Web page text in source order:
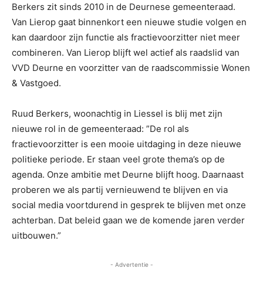
Berkers zit sinds 2010 in de Deurnese gemeenteraad.
Van Lierop gaat binnenkort een nieuwe studie volgen en
kan daardoor zijn functie als fractievoorzitter niet meer
combineren. Van Lierop blijft wel actief als raadslid van
VVD Deurne en voorzitter van de raadscommissie Wonen
& Vastgoed.
Ruud Berkers, woonachtig in Liessel is blij met zijn
nieuwe rol in de gemeenteraad: ”De rol als
fractievoorzitter is een mooie uitdaging in deze nieuwe
politieke periode. Er staan veel grote thema’s op de
agenda. Onze ambitie met Deurne blijft hoog. Daarnaast
proberen we als partij vernieuwend te blijven en via
social media voortdurend in gesprek te blijven met onze
achterban. Dat beleid gaan we de komende jaren verder
uitbouwen.”
- Advertentie -